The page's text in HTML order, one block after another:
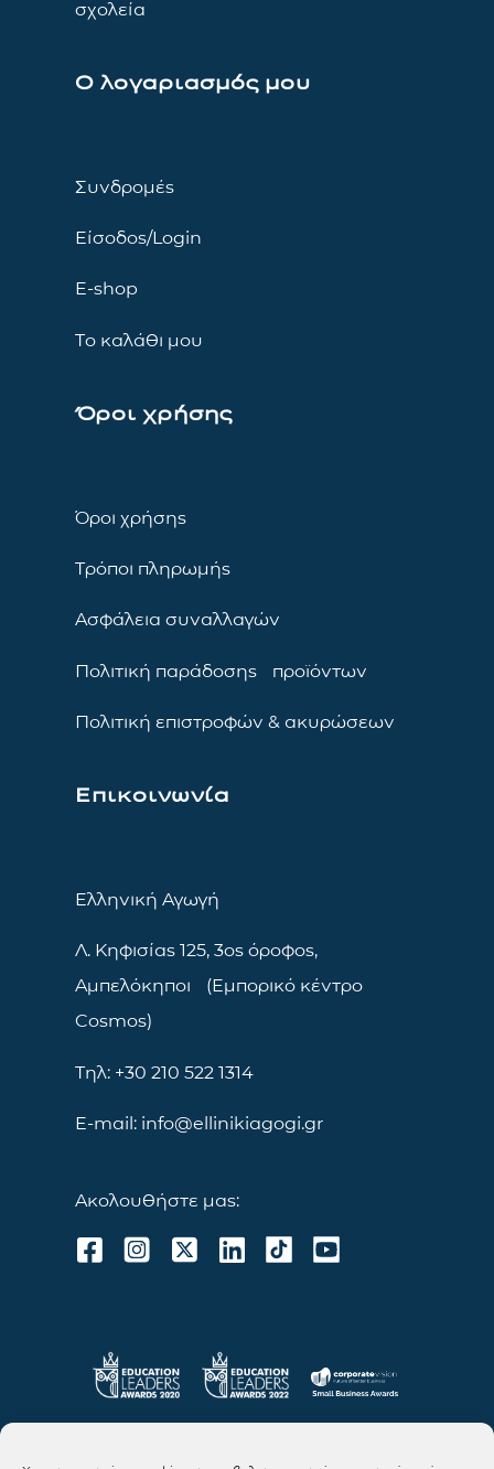
σχολεία
Ο λογαριασμός μου
Συνδρομές
Είσοδος/Login
E-shop
Το καλάθι μου
Όροι χρήσης
Όροι χρήσης
Τρόποι πληρωμής
Ασφάλεια συναλλαγών
Πολιτική παράδοσης προϊόντων
Πολιτική επιστροφών & ακυρώσεων
Επικοινωνία
Ελληνική Αγωγή
Λ. Κηφισίας 125, 3ος όροφος,
Αμπελόκηποι (Εμπορικό κέντρο
Cosmos)
Τηλ: +30 210 522 1314
E-mail: info@ellinikiagogi.gr
Ακολουθήστε μας: